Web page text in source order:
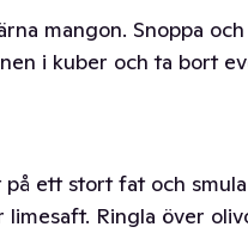
mangon. Snoppa
i kuber och ta bort
på ett stort fat och
limesaft. Ringla över